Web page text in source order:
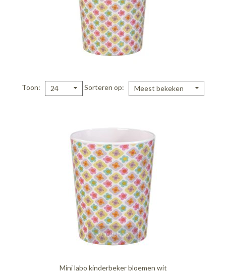
Toon 24 Sorteren op Meest bekeken
quickshop
Mini labo kinderbeker bloemen wit